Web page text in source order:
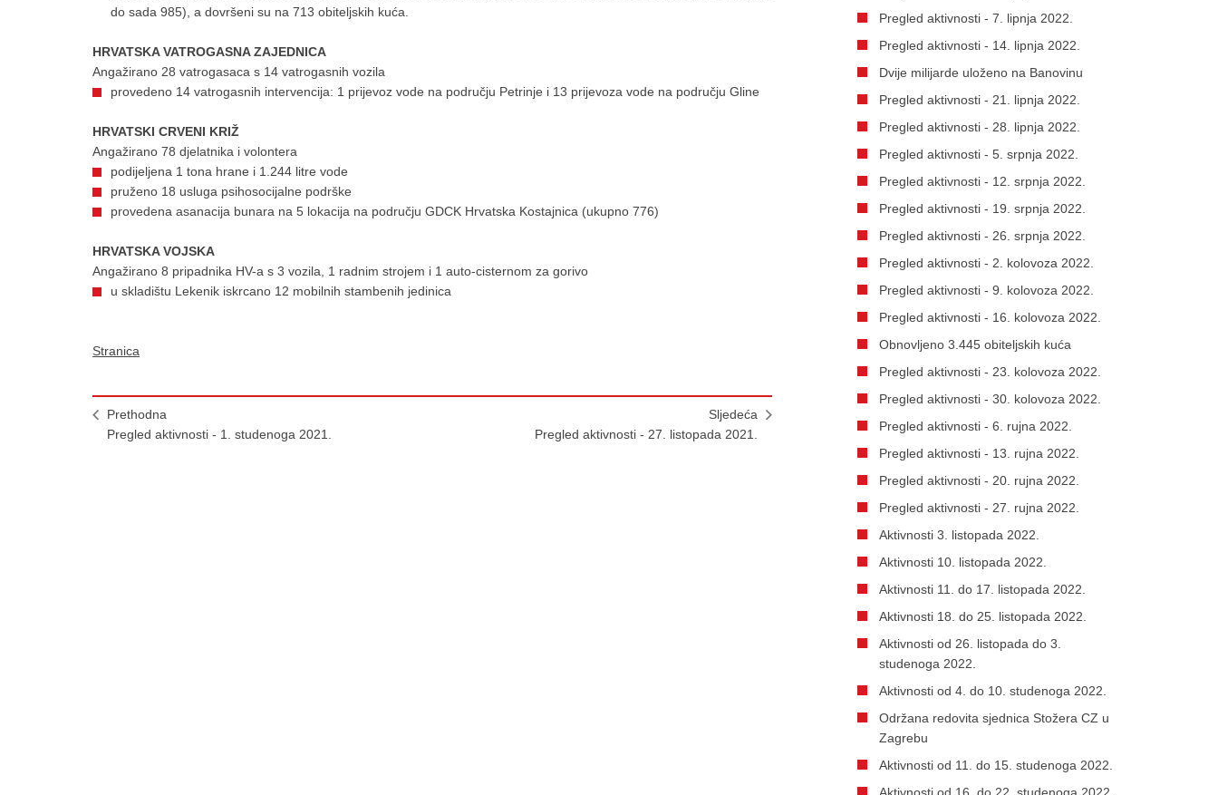
do sada 985), a dovršeni su na 713 obiteljskih kuća.
HRVATSKA VATROGASNA ZAJEDNICA
Angažirano 28 vatrogasaca s 14 vatrogasnih vozila
provedeno 14 vatrogasnih intervencija: 1 prijevoz vode na području Petrinje i 13 prijevoza vode na području Gline
HRVATSKI CRVENI KRIŽ
Angažirano 78 djelatnika i volontera
podijeljena 1 tona hrane i 1.244 litre vode
pruženo 18 usluga psihosocijalne podrške
provedena asanacija bunara na 5 lokacija na području GDCK Hrvatska Kostajnica (ukupno 776)
HRVATSKA VOJSKA
Angažirano 8 pripadnika HV-a s 3 vozila, 1 radnim strojem i 1 auto-cisternom za gorivo
u skladištu Lekenik iskrcano 12 mobilnih stambenih jedinica
Stranica
Prethodna
Pregled aktivnosti - 1. studenoga 2021.
Sljedeća
Pregled aktivnosti - 27. listopada 2021.
Pregled aktivnosti - 7. lipnja 2022.
Pregled aktivnosti - 14. lipnja 2022.
Dvije milijarde uloženo na Banovinu
Pregled aktivnosti - 21. lipnja 2022.
Pregled aktivnosti - 28. lipnja 2022.
Pregled aktivnosti - 5. srpnja 2022.
Pregled aktivnosti - 12. srpnja 2022.
Pregled aktivnosti - 19. srpnja 2022.
Pregled aktivnosti - 26. srpnja 2022.
Pregled aktivnosti - 2. kolovoza 2022.
Pregled aktivnosti - 9. kolovoza 2022.
Pregled aktivnosti - 16. kolovoza 2022.
Obnovljeno 3.445 obiteljskih kuća
Pregled aktivnosti - 23. kolovoza 2022.
Pregled aktivnosti - 30. kolovoza 2022.
Pregled aktivnosti - 6. rujna 2022.
Pregled aktivnosti - 13. rujna 2022.
Pregled aktivnosti - 20. rujna 2022.
Pregled aktivnosti - 27. rujna 2022.
Aktivnosti 3. listopada 2022.
Aktivnosti 10. listopada 2022.
Aktivnosti 11. do 17. listopada 2022.
Aktivnosti 18. do 25. listopada 2022.
Aktivnosti od 26. listopada do 3.
studenoga 2022.
Aktivnosti od 4. do 10. studenoga 2022.
Održana redovita sjednica Stožera CZ u
Zagrebu
Aktivnosti od 11. do 15. studenoga 2022.